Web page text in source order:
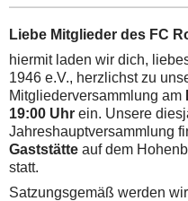
Liebe Mitglieder des FC
hiermit laden wir dich,
1946 e.V., herzlichst zu
Mitgliederversammlung am
19:00 Uhr ein. Unsere
Jahreshauptversammlung
Gaststätte auf dem
statt.
Satzungsgemäß werden